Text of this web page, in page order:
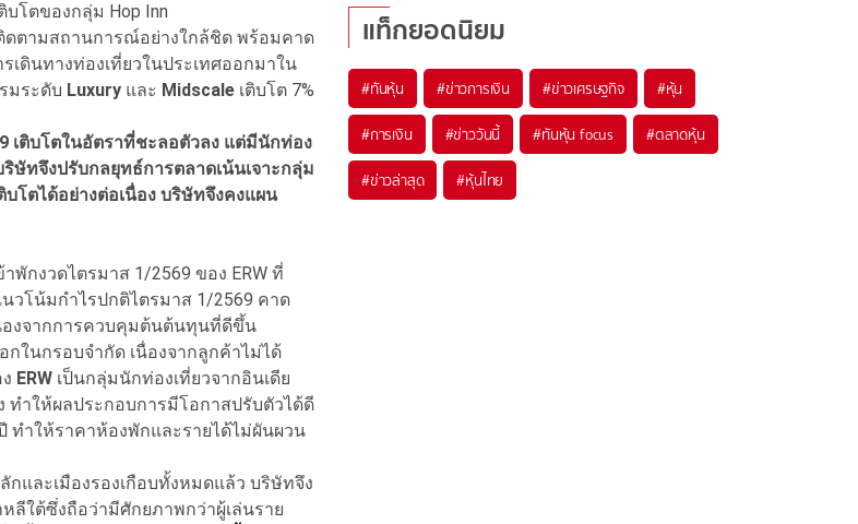
บโตของกลุ่ม Hop Inn
ดตามสถานการณ์อย่างใกล้ชิด พร้อมคาด
เดินทางท่องเที่ยวในประเทศออกมาใน
มระดับ Luxury และ Midscale เติบโต 7%
เติบโตในอัตราที่ชะลอตัวลง แต่มีนักท่อง
ษัทจึงปรับกลยุทธ์การตลาดเน้นเจาะกลุ่ม
ตได้อย่างต่อเนื่อง บริษัทจึงคงแผน
พักงวดไตรมาส 1/2569 ของ ERW ที่
วโน้มกำไรปกติไตรมาส 1/2569 คาด
นื่องจากการควบคุมต้นต้นทุนที่ดีขึ้น
ในกรอบจำกัด เนื่องจากลูกค้าไม่ได้
ERW เป็นกลุ่มนักท่องเที่ยวจากอินเดีย
ทำให้ผลประกอบการมีโอกาสปรับตัวได้ดี
ทำให้ราคาห้องพักและรายได้ไม่ผันผวน
และเมืองรองเกือบทั้งหมดแล้ว บริษัทจึง
ลีใต้ซึ่งถือว่ามีศักยภาพกว่าผู้เล่นราย
แท็กยอดนิยม
#ทันหุ้น #ข่าวการเงิน #ข่าวเศรษฐกิจ #หุ้น
#การเงิน #ข่าววันนี้ #ทันหุ้น focus #ตลาดหุ้น
#ข่าวล่าสุด #หุ้นไทย